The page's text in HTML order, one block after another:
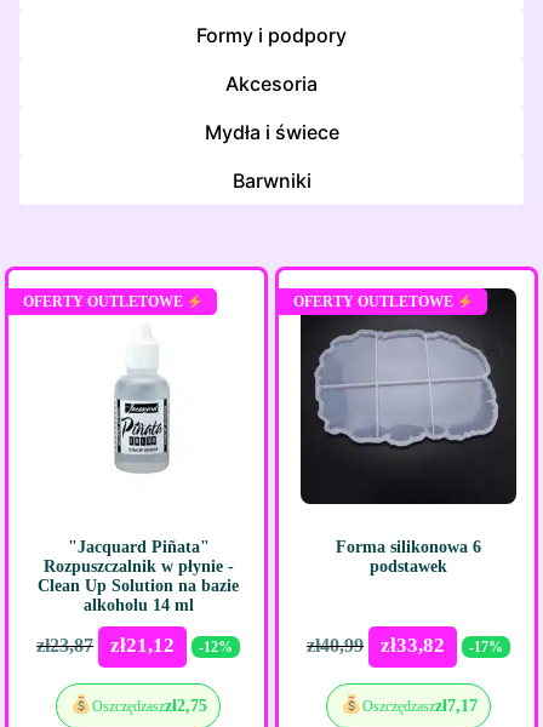
Formy i podpory
Akcesoria
Mydła i świece
Barwniki
OFERTY OUTLETOWE
"Jacquard Piñata"
Rozpuszczalnik w płynie -
Clean Up Solution na bazie
alkoholu 14 ml
zł23,87 zł21,12 -12%
Oszczędzaszzł2,75
OFERTY OUTLETOWE
Forma silikonowa 6
podstawek
zł40,99 zł33,82 -17%
Oszczędzaszzł7,17